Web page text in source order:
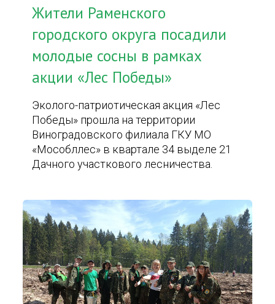
Жители Раменского
городского округа посадили
молодые сосны в рамках
акции «Лес Победы»
Эколого-патриотическая акция «Лес
Победы» прошла на территории
Виноградовского филиала ГКУ МО
«Мособллес» в квартале 34 выделе 21
Дачного участкового лесничества.